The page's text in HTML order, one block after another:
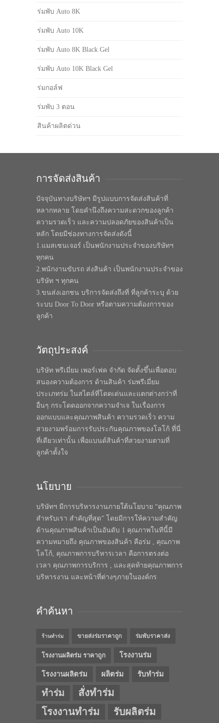
ร่มพับ Auto 8K
ร่มพับ Auto 10K
ร่มพับ Auto 8K Black Gel
ร่มพับ Auto 10K Black Gel
ร่มกอล์ฟ
ร่มพับ 3 ตอน
สินค้าผลิตด่วน
การจัดส่งสินค้า
ปัจจุบันทางบริษัทฯ มีรูปแบบการจัดส่งสินค้าที่
หลากหลาย โดยคำนึงถึงความสะดวกของลูกค้า
ความรวดเร็ว และความปลอดภัยของสินค้าเป็น
หลัก โดยมีช่องทางการจัดส่งดังนี้
1.แมสเซนเจอร์ เป็นพนักงานประจำของบริษัทฯ
ทุกคน
2.พนักงานขับรถ ส่งสินค้า เป็นพนักงานประจำของ
บริษัท ฯ ทุกคน
3.ขนส่งเอกชน บริการจัดส่งถึงที่ ที่ลูกค้าระบุ ด้วย
ระบบ Door To Door หรือตามความต้องการของ
ลูกค้า
วัตถุประสงค์
บริษัท พรีเมี่ยม เพอร์เฟค จำกัด จัดตั้งขึ้นเพื่อตอบ
สนองความต้องการ ด้านสินค้า ร่มพรีเมี่ยม
ประเภทร่ม ในสไตล์ที่โดดเด่นและแตกต่างกว่าที่
อื่นๆ กระโดดออกจากความจำเจ ในเรื่องการ
ออกแบบและคุณภาพสินค้า ความรวดเร็ว ความ
สวยงามพร้อมการรับประกันคุณภาพของโลโก้ ที่นี่
ที่เดียวเท่านั้น เพื่อแบนด์สินค้าที่สวยงามตามที่
ลูกค้าตั้งใจ
นโยบาย
บริษัทฯ มีการบริหารงานภายใต้นโยบาย “คุณภาพ
สำหรับเรา สำคัญที่สุด” โดยมีการให้ความสำคัญ
ด้านคุณภาพสินค้าเป็นอันดับ 1 คุณภาพในทีนี้มี
ความหมายถึง คุณภาพของสินค้า คือร่ม , คุณภาพ
โลโก้, คุณภาพการบริหารเวลา คือการตรงต่อ
เวลา คุณภาพการบริการ , และสุดท้ายคุณภาพการ
บริหารงาน และหน้าที่ต่างๆภายในองค์กร
คำค้นหา
ร้านทำร่ม ขายส่งร่มราคาถูก ร่มพับราคาส่ง
โรงงานผลิตร่ม ราคาถูก โรงงานร่ม
โรงงานผลิตร่ม ผลิตร่ม รับทำร่ม
ทำร่ม
สั่งทำร่ม
โรงงานทำร่ม
รับผลิตร่ม